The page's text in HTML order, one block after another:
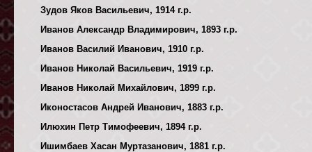
Зудов Яков Васильевич, 1914 г.р.
Иванов Александр Владимирович, 1893 г.р.
Иванов Василий Иванович, 1910 г.р.
Иванов Николай Васильевич, 1919 г.р.
Иванов Николай Михайлович, 1899 г.р.
Иконостасов Андрей Иванович, 1883 г.р.
Илюхин Петр Тимофеевич, 1894 г.р.
Ишимбаев Хасан Муртазанович, 1881 г.р.